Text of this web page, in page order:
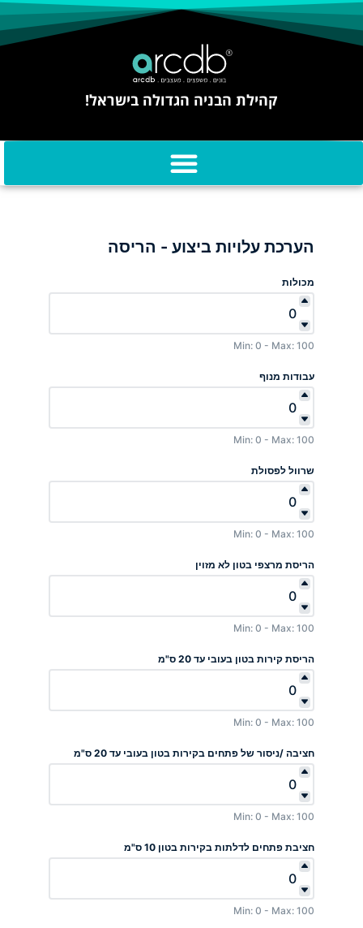
קהילת הבניה הגדולה בישראל!
הערכת עלויות ביצוע - הריסה
מכולות
Min: 0 - Max: 100
עבודות מנוף
Min: 0 - Max: 100
שרוול לפסולת
Min: 0 - Max: 100
הריסת מרצפי בטון לא מזוין
Min: 0 - Max: 100
הריסת קירות בטון בעובי עד 20 ס"מ
Min: 0 - Max: 100
חציבה /ניסור של פתחים בקירות בטון בעובי עד 20 ס"מ
Min: 0 - Max: 100
חציבת פתחים לדלתות בקירות בטון 10 ס"מ
Min: 0 - Max: 100